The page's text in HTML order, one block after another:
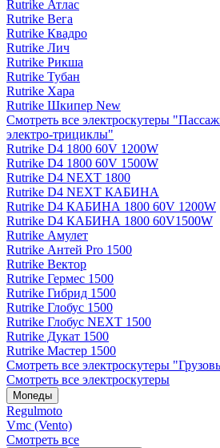
Rutrike Атлас
Rutrike Вега
Rutrike Квадро
Rutrike Лич
Rutrike Рикша
Rutrike Тубан
Rutrike Хара
Rutrike Шкипер New
Смотреть все электро­скутеры
электро‑трициклы"
Rutrike D4 1800 60V 1200W
Rutrike D4 1800 60V 1500W
Rutrike D4 NEXT 1800
Rutrike D4 NEXT КАБИНА
Rutrike D4 КАБИНА 1800 60V 1200W
Rutrike D4 КАБИНА 1800 60V1500W
Rutrike Амулет
Rutrike Антей Pro 1500
Rutrike Вектор
Rutrike Гермес 1500
Rutrike Гибрид 1500
Rutrike Глобус 1500
Rutrike Глобус NEXT 1500
Rutrike Дукат 1500
Rutrike Мастер 1500
Смотреть все электро­скутеры
Смотреть все электро­скутеры
Мопеды
Regulmoto
Vmc (Vento)
Смотреть все